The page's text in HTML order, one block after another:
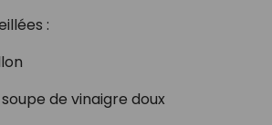
:
de vinaigre doux